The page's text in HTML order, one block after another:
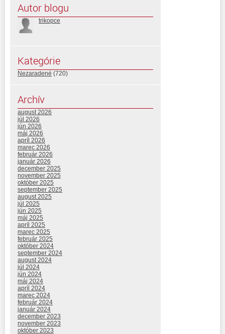
Autor blogu
trikopce
Kategórie
Nezaradené (720)
Archív
august 2026
júl 2026
jún 2026
máj 2026
apríl 2026
marec 2026
február 2026
január 2026
december 2025
november 2025
október 2025
september 2025
august 2025
júl 2025
jún 2025
máj 2025
apríl 2025
marec 2025
február 2025
október 2024
september 2024
august 2024
júl 2024
jún 2024
máj 2024
apríl 2024
marec 2024
február 2024
január 2024
december 2023
november 2023
október 2023